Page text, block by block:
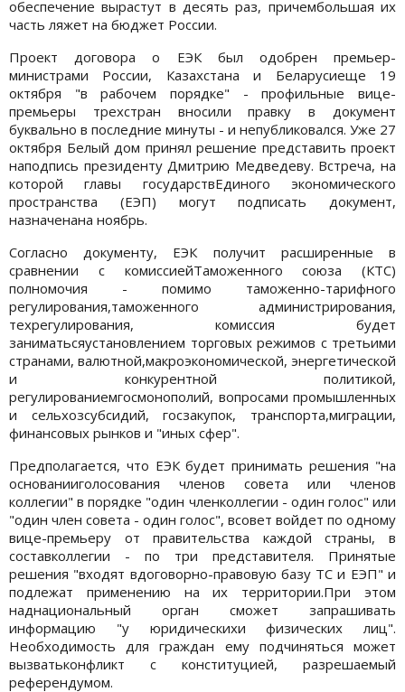
обеспечение вырастут в десять раз, причембольшая их
часть ляжет на бюджет России.
Проект договора о ЕЭК был одобрен премьер-
министрами России, Казахстана и Беларусиеще 19
октября "в рабочем порядке" - профильные вице-
премьеры трехстран вносили правку в документ
буквально в последние минуты - и непубликовался. Уже 27
октября Белый дом принял решение представить проект
наподпись президенту Дмитрию Медведеву. Встреча, на
которой главы государствЕдиного экономического
пространства (ЕЭП) могут подписать документ,
назначенана ноябрь.
Согласно документу, ЕЭК получит расширенные в
сравнении с комиссиейТаможенного союза (КТС)
полномочия - помимо таможенно-тарифного
регулирования,таможенного администрирования,
техрегулирования, комиссия будет
заниматьсяустановлением торговых режимов с третьими
странами, валютной,макроэкономической, энергетической
и конкурентной политикой,
регулированиемгосмонополий, вопросами промышленных
и сельхозсубсидий, госзакупок, транспорта,миграции,
финансовых рынков и "иных сфер".
Предполагается, что ЕЭК будет принимать решения "на
основанииголосования членов совета или членов
коллегии" в порядке "один членколлегии - один голос" или
"один член совета - один голос", всовет войдет по одному
вице-премьеру от правительства каждой страны, в
составколлегии - по три представителя. Принятые
решения "входят вдоговорно-правовую базу ТС и ЕЭП" и
подлежат применению на их территории.При этом
наднациональный орган сможет запрашивать
информацию "у юридическихи физических лиц".
Необходимость для граждан ему подчиняться может
вызватьконфликт с конституцией, разрешаемый
референдумом.